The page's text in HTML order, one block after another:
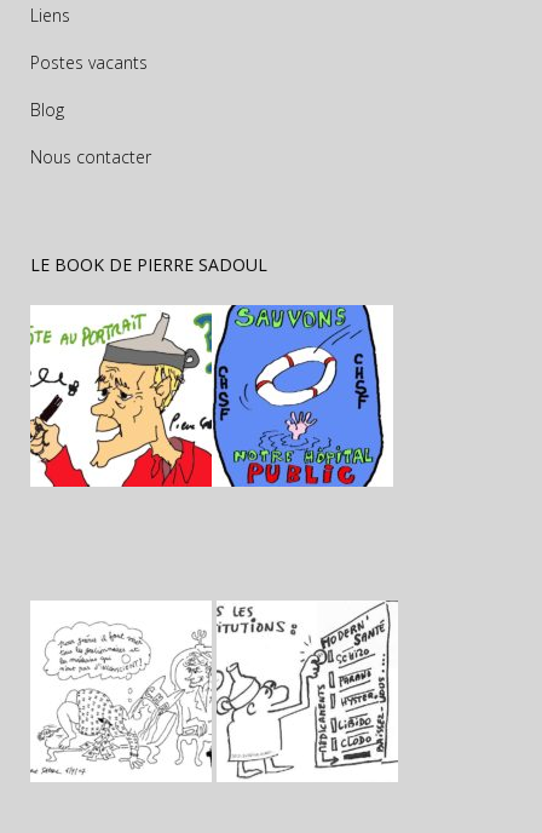
Liens
Postes vacants
Blog
Nous contacter
LE BOOK DE PIERRE SADOUL